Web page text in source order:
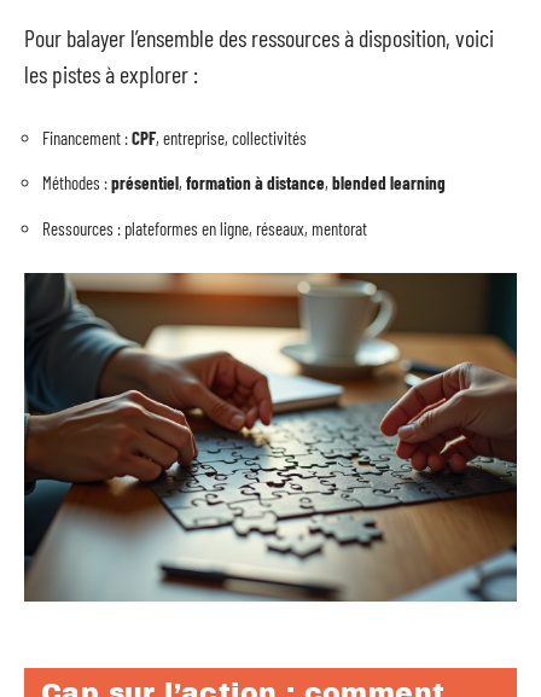
Pour balayer l’ensemble des ressources à disposition, voici
les pistes à explorer :
Financement :CPF, entreprise, collectivités
Méthodes :présentiel, formation à distance, blended learning
Ressources : plateformes en ligne, réseaux, mentorat